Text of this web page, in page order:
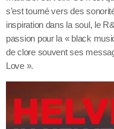
s’est tourné vers des
inspiration dans la soul, le
passion pour la « black
de clore souvent ses
Love ».